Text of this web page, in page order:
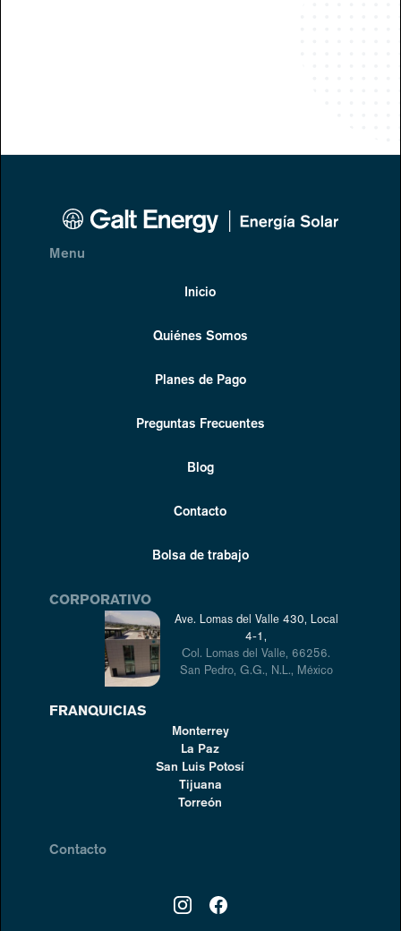
Menu
Inicio
Quiénes Somos
Planes de Pago
Preguntas Frecuentes
Blog
Contacto
Bolsa de trabajo
CORPORATIVO
Ave. Lomas del Valle 430, Local
4-1,
Col. Lomas del Valle, 66256.
San Pedro, G.G., N.L., México
FRANQUICIAS
Monterrey
La Paz
San Luis Potosí
Tijuana
Torreón
Contacto